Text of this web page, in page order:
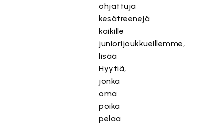
ohjattuja
kesätreenejä
kaikille
juniorijoukkueillemme,
lisää
Hyytiä,
jonka
oma
poika
pelaa